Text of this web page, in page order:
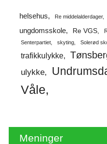
helsehus Re middelalderdager
ungdomsskole
Re VGS
Senterpartiet skyting Solerød
trafikkulykke
ulykke
Våle
Meninger